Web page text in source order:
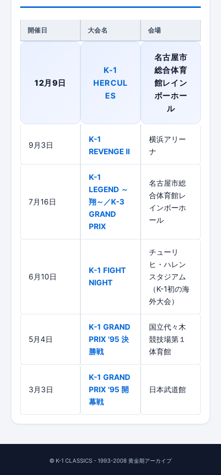
開催日 大会名 会場
12月9日
K-1
HERCUL
ES
名古屋市
総合体育
館レイン
ボーホー
ル
9月3日
K-1
REVENGE II
横浜アリー
ナ
7月16日
K-1
LEGEND ～
翔～／K-3
GRAND
PRIX
名古屋市総
合体育館レ
インボーホ
ール
6月10日
K-1 FIGHT
NIGHT
チューリ
ヒ・ハレン
スタジアム
（K-1初の海
外大会）
5月4日
K-1 GRAND
PRIX '95 決
勝戦
国立代々木
競技場第１
体育館
3月3日
K-1 GRAND
PRIX '95 開
幕戦
日本武道館
© K-1 CLASSICS - 1993-2008 黄金期アーカイブ